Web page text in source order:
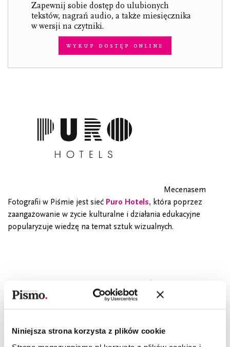
Niniejsza strona korzysta z plików cookie
Zapewnij sobie dostęp do ulubionych
tekstów, nagrań audio, a także miesięcznika
w wersji na czytniki.
Wykup dostęp online
Mecenasem
Fotografii w Piśmie jest sieć Puro Hotels, która poprzez
zaangażowanie w życie kulturalne i działania edukacyjne
popularyzuje wiedzę na temat sztuk wizualnych.
CZYTAJ TAKŻE